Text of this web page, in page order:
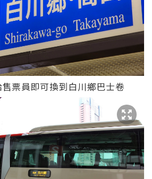
售票員即可換到白川鄉巴士卷